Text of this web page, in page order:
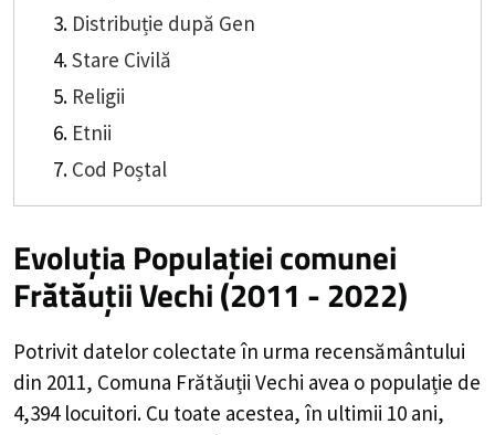
Distribuție după Gen
Stare Civilă
Religii
Etnii
Cod Poștal
Evoluția Populației comunei
Frătăuții Vechi (2011 - 2022)
Potrivit datelor colectate în urma recensământului
din 2011, Comuna Frătăuții Vechi avea o populație de
4,394locuitori. Cu toate acestea, în ultimii 10 ani,